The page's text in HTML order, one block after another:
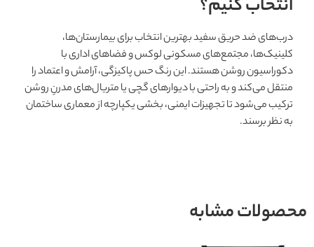
انتخاب کنیم؟
درب‌های ضد حریق سفید بهترین انتخاب برای بیمارستان‌ها،
کلینیک‌ها، مجتمع‌های مسکونی لوکس و فضاهای اداری با
دکوراسیون روشن هستند. این رنگ حس پاکیزگی، آرامش و اعتماد را
منتقل می‌کند و به راحتی با دیوارهای گچی یا متریال‌های مدرنِ روشن
ترکیب می‌شود تا تجهیزات ایمنی، بخشی یکپارچه از معماری ساختمان
به نظر برسند.
محصولات مشابه